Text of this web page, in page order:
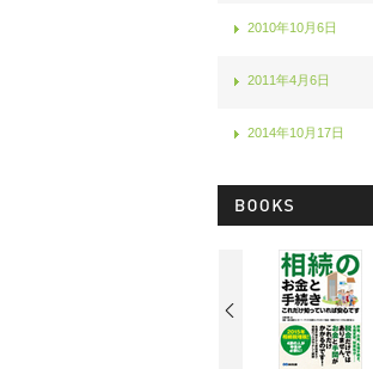
2010年10月6日
2011年4月6日
2014年10月17日